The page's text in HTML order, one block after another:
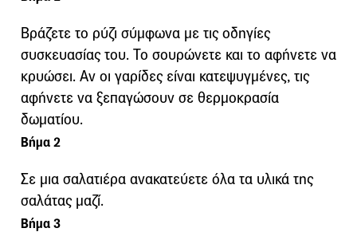
Βράζετε το ρύζι σύμφωνα με τις οδηγίες
συσκευασίας του. Το σουρώνετε και το αφήνετε να
κρυώσει. Αν οι γαρίδες είναι κατεψυγμένες, τις
αφήνετε να ξεπαγώσουν σε θερμοκρασία
δωματίου.
Βήμα 2
Σε μια σαλατιέρα ανακατεύετε όλα τα υλικά της
σαλάτας μαζί.
Βήμα 3